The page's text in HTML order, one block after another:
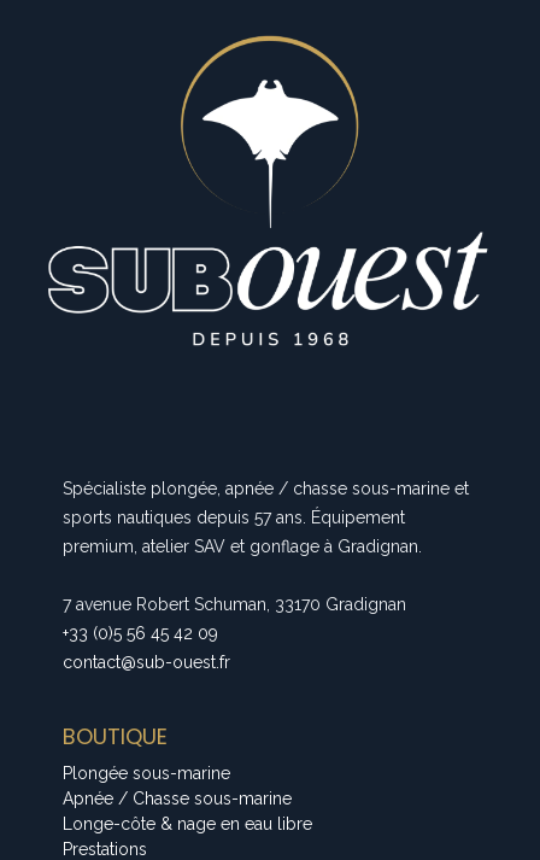
Spécialiste plongée, apnée / chasse sous-marine et
sports nautiques depuis 57 ans. Équipement
premium, atelier SAV et gonflage à Gradignan.
7 avenue Robert Schuman, 33170 Gradignan
+33 (0)5 56 45 42 09
contact@sub-ouest.fr
BOUTIQUE
Plongée sous-marine
Apnée / Chasse sous-marine
Longe-côte & nage en eau libre
Prestations